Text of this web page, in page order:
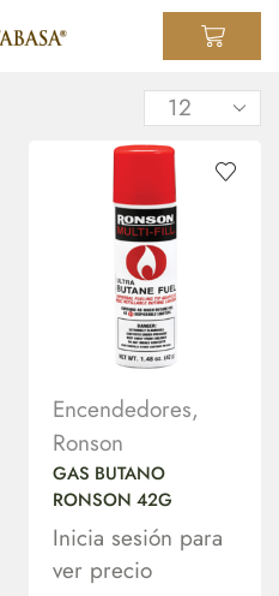
Encendedores,
Ronson
GAS BUTANO
RONSON 42G
Inicia sesión para
ver precio